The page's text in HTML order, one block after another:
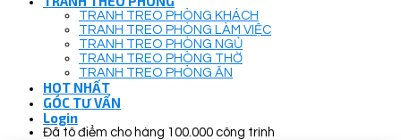
TRANH TREO PHÒNG KHÁCH
TRANH TREO PHÒNG LÀM VIỆC
TRANH TREO PHÒNG NGỦ
TRANH TREO PHÒNG THỜ
TRANH TREO PHÒNG ĂN
HOT NHẤT
GÓC TƯ VẤN
Login
Đã tô điểm cho hàng 100.000 công trình